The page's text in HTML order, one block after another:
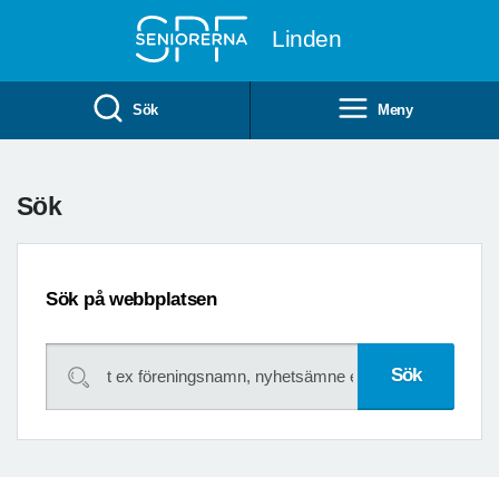
Linden
Sök Meny
Sök
Sök på webbplatsen